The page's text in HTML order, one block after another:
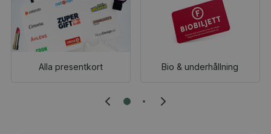
Alla presentkort Bio & underhållning